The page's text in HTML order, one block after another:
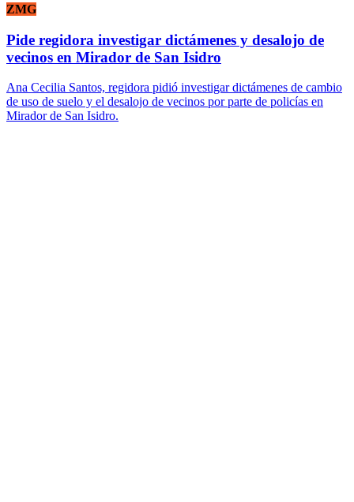
ZMG
Pide regidora investigar dictámenes y desalojo de
vecinos en Mirador de San Isidro
Ana Cecilia Santos, regidora pidió investigar dictámenes de cambio
de uso de suelo y el desalojo de vecinos por parte de policías en
Mirador de San Isidro.